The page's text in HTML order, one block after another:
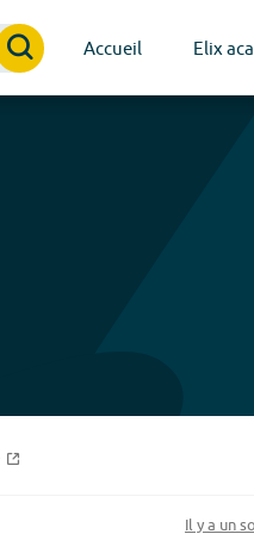
Accueil Elix
Il y a un